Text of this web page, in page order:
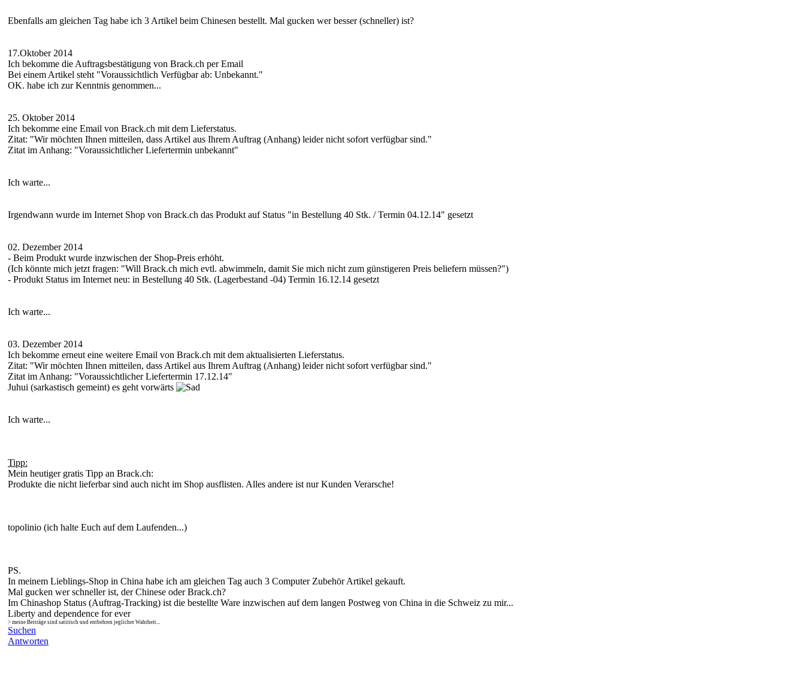
Ebenfalls am gleichen Tag habe ich 3 Artikel beim Chinesen bestellt. Mal gucken wer besser (schneller) ist?
17.Oktober 2014
Ich bekomme die Auftragsbestätigung von Brack.ch per Email
Bei einem Artikel steht "Voraussichtlich Verfügbar ab: Unbekannt."
OK. habe ich zur Kenntnis genommen...
25. Oktober 2014
Ich bekomme eine Email von Brack.ch mit dem Lieferstatus.
Zitat: "Wir möchten Ihnen mitteilen, dass Artikel aus Ihrem Auftrag (Anhang) leider nicht sofort verfügbar sind."
Zitat im Anhang: "Voraussichtlicher Liefertermin unbekannt"
Ich warte...
Irgendwann wurde im Internet Shop von Brack.ch das Produkt auf Status "in Bestellung 40 Stk. / Termin 04.12.14" gesetzt
02. Dezember 2014
- Beim Produkt wurde inzwischen der Shop-Preis erhöht.
(Ich könnte mich jetzt fragen: "Will Brack.ch mich evtl. abwimmeln, damit Sie mich nicht zum günstigeren Preis beliefern müssen?")
- Produkt Status im Internet neu: in Bestellung 40 Stk. (Lagerbestand -04) Termin 16.12.14 gesetzt
Ich warte...
03. Dezember 2014
Ich bekomme erneut eine weitere Email von Brack.ch mit dem aktualisierten Lieferstatus.
Zitat: "Wir möchten Ihnen mitteilen, dass Artikel aus Ihrem Auftrag (Anhang) leider nicht sofort verfügbar sind."
Zitat im Anhang: "Voraussichtlicher Liefertermin 17.12.14"
Juhui (sarkastisch gemeint) es geht vorwärts
Ich warte...
Tipp:
Mein heutiger gratis Tipp an Brack.ch:
Produkte die nicht lieferbar sind auch nicht im Shop ausflisten. Alles andere ist nur Kunden Verarsche!
topolinio (ich halte Euch auf dem Laufenden...)
PS.
In meinem Lieblings-Shop in China habe ich am gleichen Tag auch 3 Computer Zubehör Artikel gekauft.
Mal gucken wer schneller ist, der Chinese oder Brack.ch?
Im Chinashop Status (Auftrag-Tracking) ist die bestellte Ware inzwischen auf dem langen Postweg von China in die Schweiz zu mir...
Liberty and dependence for ever
> meine Beiträge sind satirisch und entbehren jeglicher Wahrheit...
Suchen
Antworten